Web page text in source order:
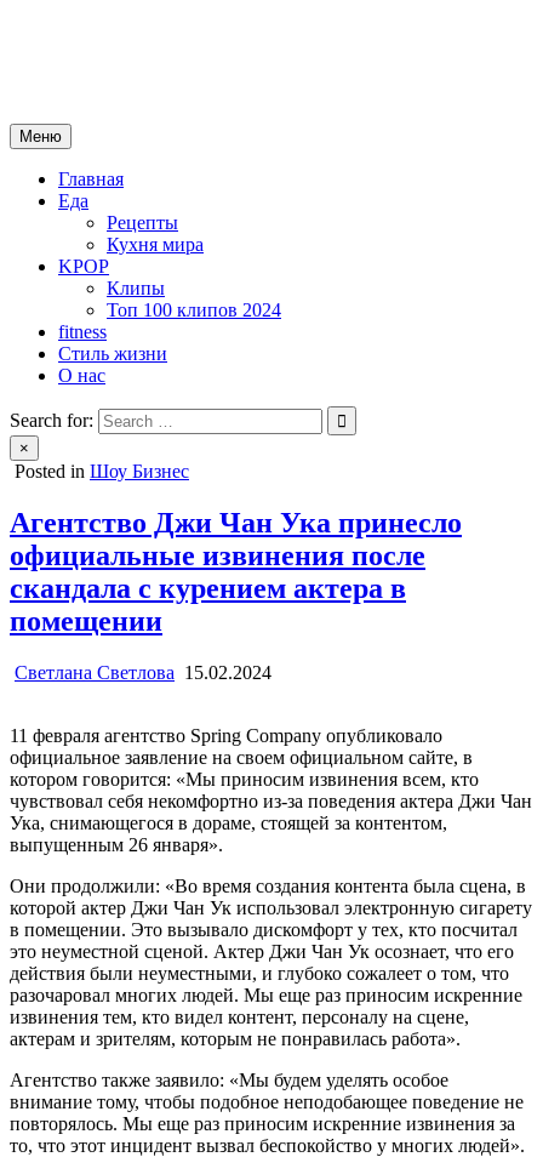
Меню
Главная
Еда
Рецепты
Кухня мира
KPOP
Клипы
Топ 100 клипов 2024
fitness
Стиль жизни
О нас
Search for:
×
Posted in Шоу Бизнес
Агентство Джи Чан Ука принесло
официальные извинения после
скандала с курением актера в
помещении
Светлана Светлова 15.02.2024
11 февраля агентство Spring Company опубликовало
официальное заявление на своем официальном сайте, в
котором говорится: «Мы приносим извинения всем, кто
чувствовал себя некомфортно из-за поведения актера Джи Чан
Ука, снимающегося в дораме, стоящей за контентом,
выпущенным 26 января».
Они продолжили: «Во время создания контента была сцена, в
которой актер Джи Чан Ук использовал электронную сигарету
в помещении. Это вызывало дискомфорт у тех, кто посчитал
это неуместной сценой. Актер Джи Чан Ук осознает, что его
действия были неуместными, и глубоко сожалеет о том, что
разочаровал многих людей. Мы еще раз приносим искренние
извинения тем, кто видел контент, персоналу на сцене,
актерам и зрителям, которым не понравилась работа».
Агентство также заявило: «Мы будем уделять особое
внимание тому, чтобы подобное неподобающее поведение не
повторялось. Мы еще раз приносим искренние извинения за
то, что этот инцидент вызвал беспокойство у многих людей».